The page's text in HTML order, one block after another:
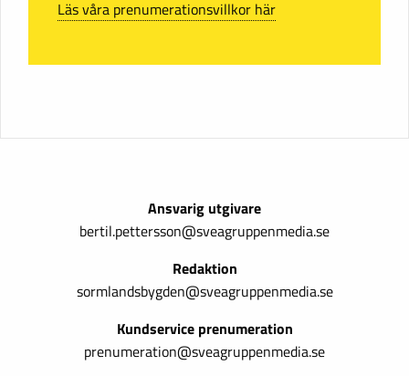
Läs våra prenumerationsvillkor här
Ansvarig utgivare
bertil.pettersson@sveagruppenmedia.se
Redaktion
sormlandsbygden@sveagruppenmedia.se
Kundservice prenumeration
prenumeration@sveagruppenmedia.se